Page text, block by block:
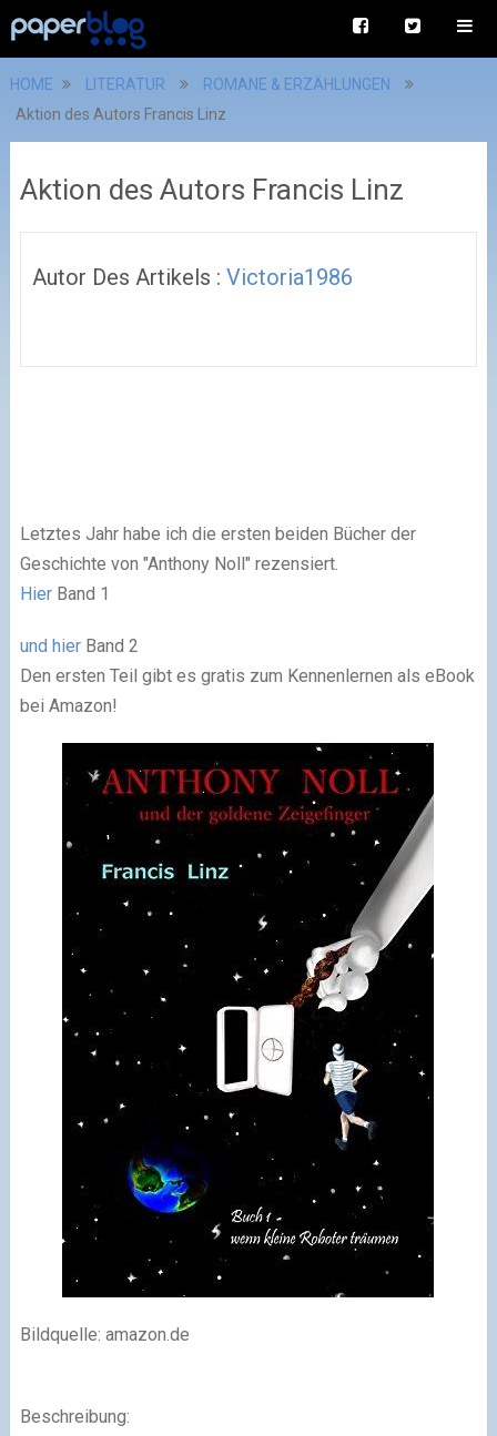
HOME LITERATUR
ROMANE & ERZÄHLUNGEN
Aktion des Autors Francis Linz
Aktion des Autors Francis Linz
Autor Des Artikels : Victoria1986
Letztes Jahr habe ich die ersten beiden Bücher der
Geschichte von "Anthony Noll" rezensiert.
HierBand 1
und hierBand 2
Den ersten Teil gibt es gratis zum Kennenlernen als eBook
bei Amazon!
Bildquelle: amazon.de
Beschreibung: